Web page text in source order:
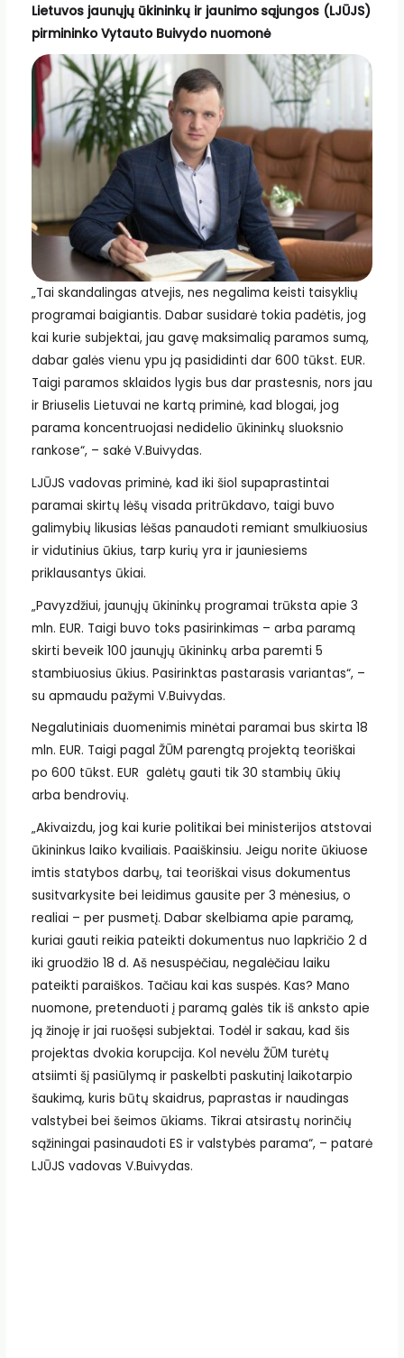
Lietuvos jaunųjų ūkininkų ir jaunimo sąjungos (LJŪJS)
pirmininko Vytauto Buivydo nuomonė
„Tai skandalingas atvejis, nes negalima keisti taisyklių
programai baigiantis. Dabar susidarė tokia padėtis, jog
kai kurie subjektai, jau gavę maksimalią paramos sumą,
dabar galės vienu ypu ją pasididinti dar 600 tūkst. EUR.
Taigi paramos sklaidos lygis bus dar prastesnis, nors jau
ir Briuselis Lietuvai ne kartą priminė, kad blogai, jog
parama koncentruojasi nedidelio ūkininkų sluoksnio
rankose“, – sakė V.Buivydas.
LJŪJS vadovas priminė, kad iki šiol supaprastintai
paramai skirtų lėšų visada pritrūkdavo, taigi buvo
galimybių likusias lėšas panaudoti remiant smulkiuosius
ir vidutinius ūkius, tarp kurių yra ir jauniesiems
priklausantys ūkiai.
„Pavyzdžiui, jaunųjų ūkininkų programai trūksta apie 3
mln. EUR. Taigi buvo toks pasirinkimas – arba paramą
skirti beveik 100 jaunųjų ūkininkų arba paremti 5
stambiuosius ūkius. Pasirinktas pastarasis variantas“, –
su apmaudu pažymi V.Buivydas.
Negalutiniais duomenimis minėtai paramai bus skirta 18
mln. EUR. Taigi pagal ŽŪM parengtą projektą teoriškai
po 600 tūkst. EUR galėtų gauti tik 30 stambių ūkių
arba bendrovių.
„Akivaizdu, jog kai kurie politikai bei ministerijos atstovai
ūkininkus laiko kvailiais. Paaiškinsiu. Jeigu norite ūkiuose
imtis statybos darbų, tai teoriškai visus dokumentus
susitvarkysite bei leidimus gausite per 3 mėnesius, o
realiai – per pusmetį. Dabar skelbiama apie paramą,
kuriai gauti reikia pateikti dokumentus nuo lapkričio 2 d
iki gruodžio 18 d. Aš nesuspėčiau, negalėčiau laiku
pateikti paraiškos. Tačiau kai kas suspės. Kas? Mano
nuomone, pretenduoti į paramą galės tik iš anksto apie
ją žinoję ir jai ruošęsi subjektai. Todėl ir sakau, kad šis
projektas dvokia korupcija. Kol nevėlu ŽŪM turėtų
atsiimti šį pasiūlymą ir paskelbti paskutinį laikotarpio
šaukimą, kuris būtų skaidrus, paprastas ir naudingas
valstybei bei šeimos ūkiams. Tikrai atsirastų norinčių
sąžiningai pasinaudoti ES ir valstybės parama“, – patarė
LJŪJS vadovas V.Buivydas.